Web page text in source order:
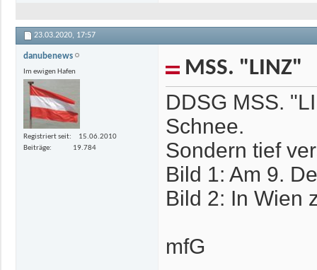
23.03.2020, 17:57
danubenews
Im ewigen Hafen
Registriert seit
15.06.2010
Beiträge
19.784
MSS. "LINZ"
DDSG MSS.
Schnee.
Sondern tief
Bild 1: Am 9.
Bild 2: In Wien
mfG